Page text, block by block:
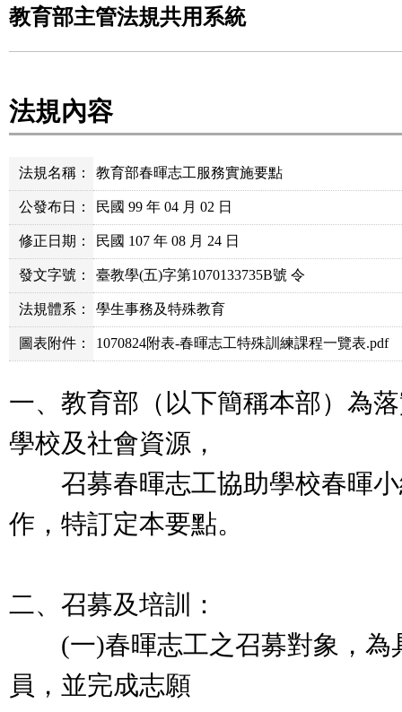
教育部主管法規共用系統
法規內容
法規名稱： 教育部春暉志工服務實施要點
公發布日： 民國 99 年 04 月 02 日
修正日期： 民國 107 年 08 月 24 日
發文字號： 臺教學(五)字第1070133735B號 令
法規體系： 學生事務及特殊教育
圖表附件： 1070824附表-春暉志工特殊訓練課程一覽表.pdf
一、教育部（以下簡稱本部）為
學校及社會資源，
召募春暉志工協助學校春暉小
作，特訂定本要點。
二、召募及培訓：
(一)春暉志工之召募對象，為
員，並完成志願